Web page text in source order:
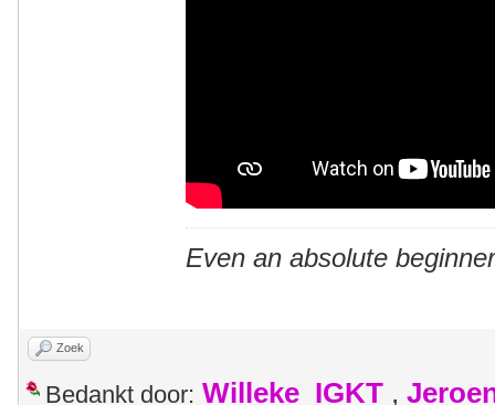
Even an absolute
Zoek
Bedankt door: Willeke_IGKT ,